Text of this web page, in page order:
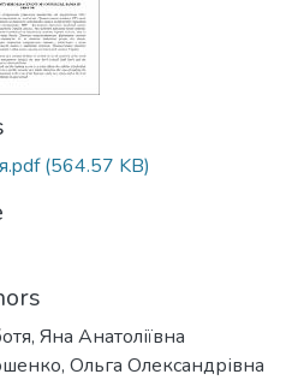
(564.57 KB)
Яна Анатоліївна
Ольга Олександрівна